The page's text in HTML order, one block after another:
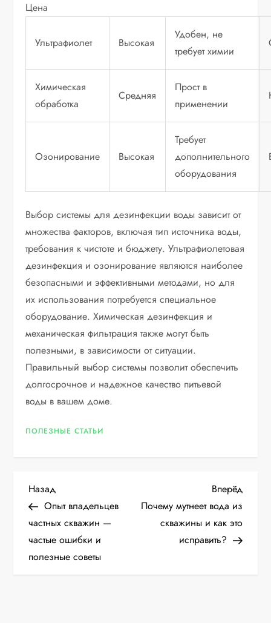
Цена
Ультрафиолет Высокая
Удобен, не
требует химии
Химическая
обработка
Средняя
Прост в
применении
Озонирование Высокая
Требует
дополнительного
оборудования
Выбор системы для дезинфекции воды зависит от
множества факторов, включая тип источника воды,
требования к чистоте и бюджету. Ультрафиолетовая
дезинфекция и озонирование являются наиболее
безопасными и эффективными методами, но для
их использования потребуется специальное
оборудование. Химическая дезинфекция и
механическая фильтрация также могут быть
полезными, в зависимости от ситуации.
Правильный выбор системы позволит обеспечить
долгосрочное и надежное качество питьевой
воды в вашем доме.
ПОЛЕЗНЫЕ СТАТЬИ
Н
а
в
Предыдущая
запись
Назад
Опыт владельцев
частных скважин —
частые ошибки и
полезные советы
запись
Вперёд
Почему мутнеет вода из
скважины и как это
исправить?